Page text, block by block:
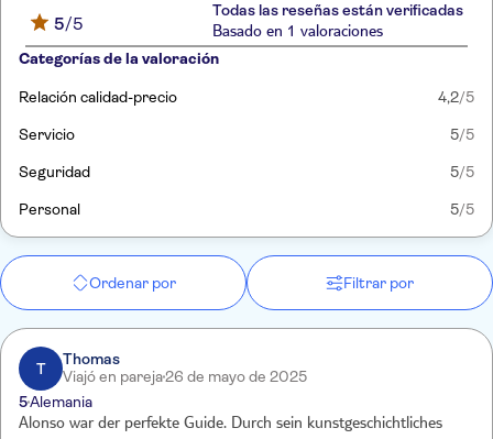
5/5
Todas las reseñas están verificadas
Basado en 1 valoraciones
Categorías de la valoración
Relación calidad-precio 4,2/5
Servicio 5/5
Seguridad 5/5
Personal 5/5
Ordenar por Filtrar por
T
Thomas
Viajó en pareja26 de mayo de 2025
5Alemania
Alonso war der perfekte Guide. Durch sein kunstgeschichtliches